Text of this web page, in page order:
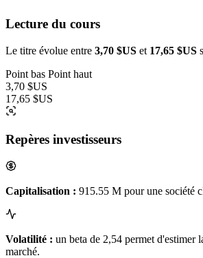
Lecture du cours
Le titre évolue entre 3,70 $US et 17,65 $US
Point bas Point haut
3,70 $US
17,65 $US
Repères investisseurs
Capitalisation : 915.55 M pour une société
Volatilité : un beta de 2,54 permet d'estimer
marché.